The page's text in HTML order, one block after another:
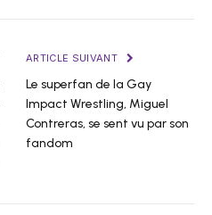
ARTICLE SUIVANT
Le superfan de la Gay
Impact Wrestling, Miguel
Contreras, se sent vu par son
fandom